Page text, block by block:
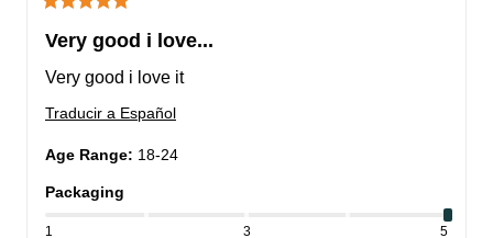
Very good i love...
Very good i love it
Traducir a Español
Age Range: 18-24
Packaging
1 3 5